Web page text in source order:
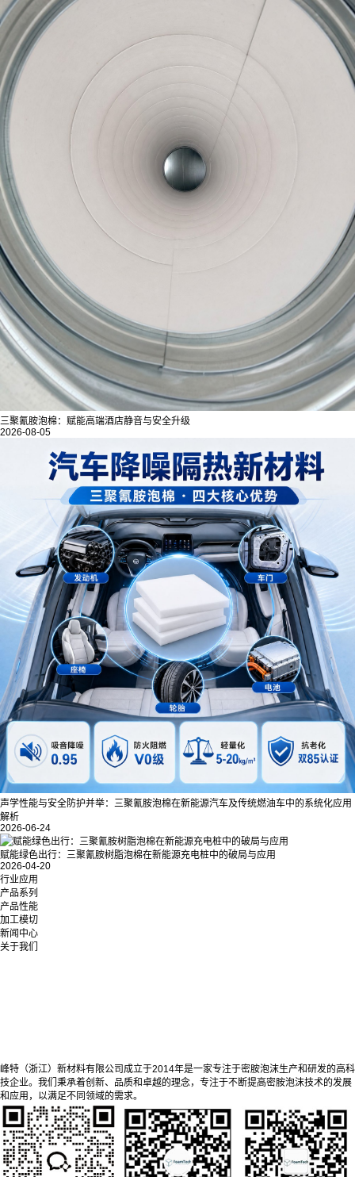
三聚氰胺泡棉：赋能高端酒店静音与安全升级
2026-08-05
声学性能与安全防护并举：三聚氰胺泡棉在新能源汽车及传统燃油车中的系统化应用
解析
2026-06-24
赋能绿色出行：三聚氰胺树脂泡棉在新能源充电桩中的破局与应用
2026-04-20
行业应用
产品系列
产品性能
加工模切
新闻中心
关于我们
峰特（浙江）新材料有限公司成立于2014年是一家专注于密胺泡沫生产和研发的高科
技企业。我们秉承着创新、品质和卓越的理念，专注于不断提高密胺泡沫技术的发展
和应用，以满足不同领域的需求。